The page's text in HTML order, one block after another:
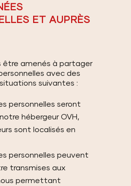
ET AUPRÈS
être amenés à partager
avec des
suivantes :
personnelles seront
hébergeur OVH,
sont localisés en
personnelles peuvent
transmises aux
permettant